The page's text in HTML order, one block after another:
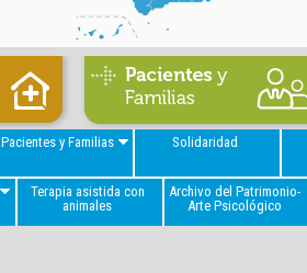
Pacientes y Familias Solidaridad
Terapia asistida con
animales
Archivo del Patrimonio-
Arte Psicológico